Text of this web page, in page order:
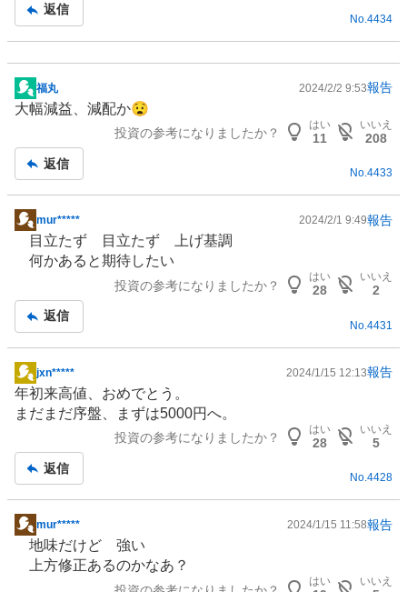
事
返信
No. 4434
掲
示
事
福丸 2024/2/2 9:53報告
大幅減益、減配か😧
投資の参考になりましたか？
はい
11
いいえ
208
返信
No.4433
掲
mur***** 2024/2/1 9:49報告
目立たず 目立たず 上げ基調
何かあると期待したい
投資の参考になりましたか？
はい
28
いいえ
2
返信
No. 4431
掲
示
板
jxn***** 2024/1/15 12:13報告
年初来高値、おめでとう。
まだまだ序盤、まずは5000円へ。
投資の参考になりましたか？
はい
28
いいえ
5
返信
No.4428
掲
mur***** 2024/1/15 11:58報告
地味だけど 強い
上方修正あるのかなあ？
はい いいえ